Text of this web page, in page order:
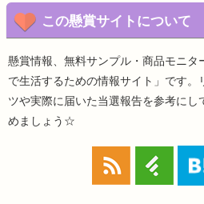
この懸賞サイトについて
懸賞情報、無料サンプル・商品モニタ
で生活するための情報サイト」です。
ツや実際に届いた当選報告を参考にし
めましょう☆